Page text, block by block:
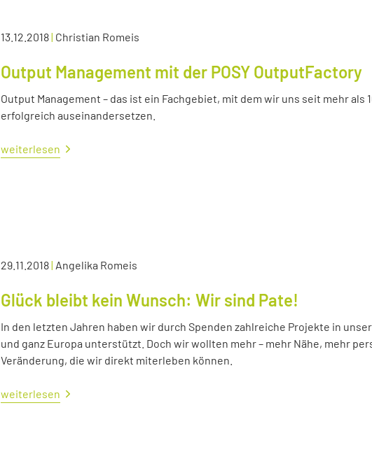
13.12.2018| Christian Romeis
Output Management mit der POSY OutputFactory
Output Management – das ist ein Fachgebiet, mit dem wir uns seit mehr als
erfolgreich auseinandersetzen.
weiterlesen
29.11.2018| Angelika Romeis
Glück bleibt kein Wunsch: Wir sind Pate!
In den letzten Jahren haben wir durch Spenden zahlreiche Projekte in
und ganz Europa unterstützt. Doch wir wollten mehr – mehr Nähe, mehr
Veränderung, die wir direkt miterleben können.
weiterlesen